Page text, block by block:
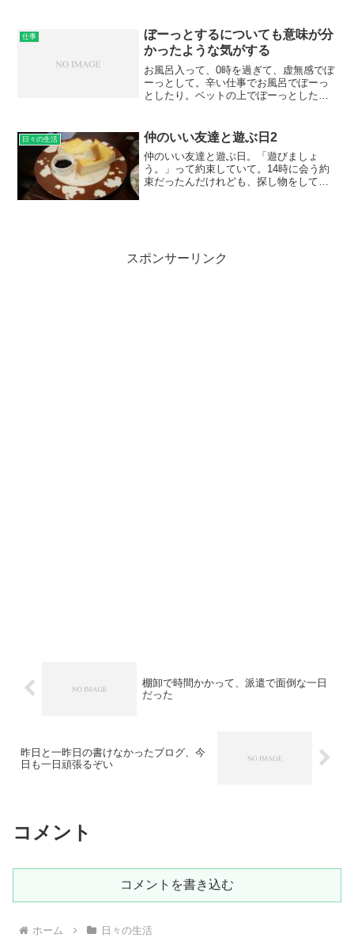
のバイトの準備をしようと...
仕事
ぼーっとするについても意味が分
かったような気がする
お風呂入って、0時を過ぎて、虚無感でぼ
ーっとして。辛い仕事でお風呂でぼーっ
としたり。ベットの上でぼーっとしたり
な。って最近思う。私は、特に理由もな
くぼーっとするのが好きな...
日々の生活 仲のいい友達と遊ぶ日2
仲のいい友達と遊ぶ日。「遊びましょ
う。」って約束していて。14時に会う約
束だったんだけれども、探し物をしてい
スポンサーリンク
棚卸で時間かかって、派遣で面倒な一日
だった
昨日と一昨日の書けなかったブログ、今
日も一日頑張るぞい
コメント
コメントを書き込む
ホーム 日々の生活